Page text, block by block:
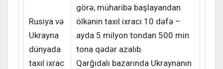
Rusiya və
Ukrayna
dünyada
taxıl ixrac
görə, müharibə başlayandan
ölkənin taxıl ixracı 10 dəfə –
ayda 5 milyon tondan 500 min
tona qədər azalıb.
Qarğıdalı bazarında Ukraynanın